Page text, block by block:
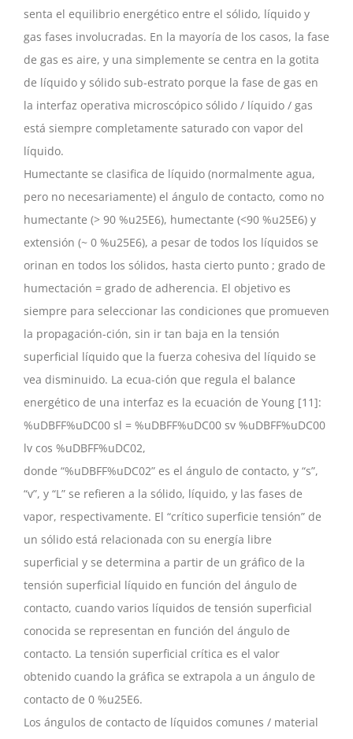
senta el equilibrio energético entre el sólido, líquido y
gas fases involucradas. En la mayoría de los casos, la fase
de gas es aire, y una simplemente se centra en la gotita
de líquido y sólido sub-estrato porque la fase de gas en
la interfaz operativa microscópico sólido / líquido / gas
está siempre completamente saturado con vapor del
líquido.
Humectante se clasifica de líquido (normalmente agua,
pero no necesariamente) el ángulo de contacto, como no
humectante (> 90 %u25E6), humectante (<90 %u25E6) y
extensión (~ 0 %u25E6), a pesar de todos los líquidos se
orinan en todos los sólidos, hasta cierto punto ; grado de
humectación = grado de adherencia. El objetivo es
siempre para seleccionar las condiciones que promueven
la propagación-ción, sin ir tan baja en la tensión
superficial líquido que la fuerza cohesiva del líquido se
vea disminuido. La ecua-ción que regula el balance
energético de una interfaz es la ecuación de Young [11]:
%uDBFF%uDC00 sl = %uDBFF%uDC00 sv %uDBFF%uDC00
lv cos %uDBFF%uDC02,
donde “%uDBFF%uDC02” es el ángulo de contacto, y “s”,
“v”, y “L” se refieren a la sólido, líquido, y las fases de
vapor, respectivamente. El “crítico superficie tensión” de
un sólido está relacionada con su energía libre
superficial y se determina a partir de un gráfico de la
tensión superficial líquido en función del ángulo de
contacto, cuando varios líquidos de tensión superficial
conocida se representan en función del ángulo de
contacto. La tensión superficial crítica es el valor
obtenido cuando la gráfica se extrapola a un ángulo de
contacto de 0 %u25E6.
Los ángulos de contacto de líquidos comunes / material